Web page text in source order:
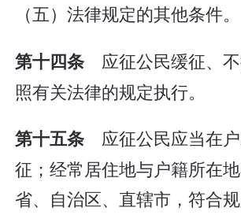
（五）法律规定的其他条件。
第十四条 应征公民缓征、
照有关法律的规定执行。
第十五条 应征公民应当在
征；经常居住地与户籍所在
省、自治区、直辖市，符合